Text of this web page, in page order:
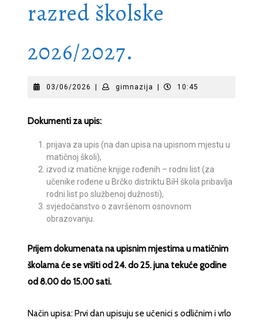
razred školske
2026/2027.
03/06/2026 03/06/2026gimnazija gimnazija
10:45
Dokumenti za upis:
prijava za upis (na dan upisa na upisnom mjestu u
matičnoj školi),
izvod iz matične knjige rođenih – rodni list (za
učenike rođene u Brčko distriktu BiH škola pribavlja
rodni list po službenoj dužnosti),
svjedočanstvo o završenom osnovnom
obrazovanju.
Prijem dokumenata na upisnim mjestima u matičnim
školama će se vršiti od 24. do 25. juna tekuće godine
od 8.00 do 15.00 sati.
Način upisa: Prvi dan upisuju se učenici s odličnim i vrlo